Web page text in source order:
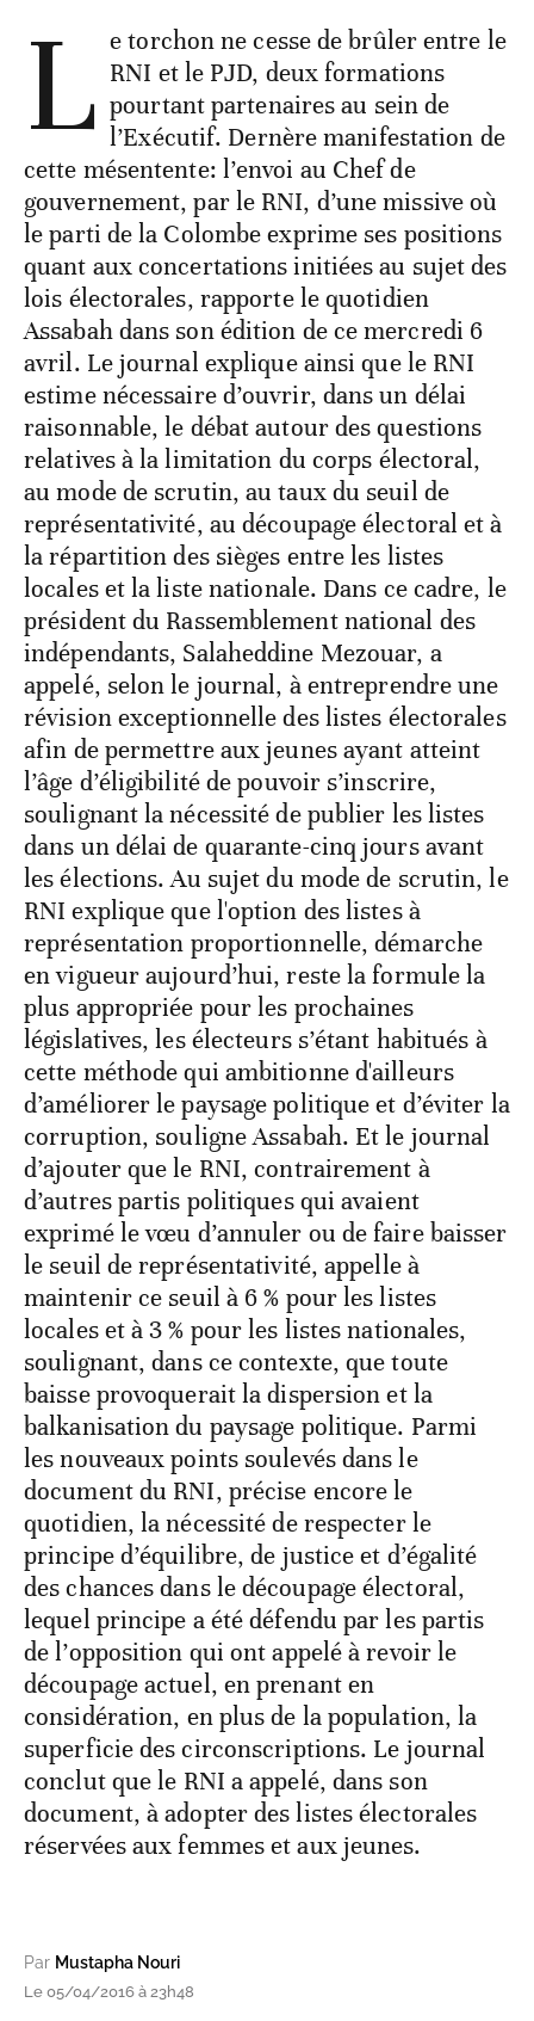
L e torchon ne cesse de brûler entre le
RNI et le PJD, deux formations
pourtant partenaires au sein de
l’Exécutif. Dernère manifestation de
cette mésentente: l’envoi au Chef de
gouvernement, par le RNI, d’une missive où
le parti de la Colombe exprime ses positions
quant aux concertations initiées au sujet des
lois électorales, rapporte le quotidien
Assabah dans son édition de ce mercredi 6
avril. Le journal explique ainsi que le RNI
estime nécessaire d’ouvrir, dans un délai
raisonnable, le débat autour des questions
relatives à la limitation du corps électoral,
au mode de scrutin, au taux du seuil de
représentativité, au découpage électoral et à
la répartition des sièges entre les listes
locales et la liste nationale. Dans ce cadre, le
président du Rassemblement national des
indépendants, Salaheddine Mezouar, a
appelé, selon le journal, à entreprendre une
révision exceptionnelle des listes électorales
afin de permettre aux jeunes ayant atteint
l’âge d’éligibilité de pouvoir s’inscrire,
soulignant la nécessité de publier les listes
dans un délai de quarante-cinq jours avant
les élections. Au sujet du mode de scrutin, le
RNI explique que l'option des listes à
représentation proportionnelle, démarche
en vigueur aujourd’hui, reste la formule la
plus appropriée pour les prochaines
législatives, les électeurs s’étant habitués à
cette méthode qui ambitionne d'ailleurs
d’améliorer le paysage politique et d’éviter la
corruption, souligne Assabah. Et le journal
d’ajouter que le RNI, contrairement à
d’autres partis politiques qui avaient
exprimé le vœu d’annuler ou de faire baisser
le seuil de représentativité, appelle à
maintenir ce seuil à 6 % pour les listes
locales et à 3 % pour les listes nationales,
soulignant, dans ce contexte, que toute
baisse provoquerait la dispersion et la
balkanisation du paysage politique. Parmi
les nouveaux points soulevés dans le
document du RNI, précise encore le
quotidien, la nécessité de respecter le
principe d’équilibre, de justice et d’égalité
des chances dans le découpage électoral,
lequel principe a été défendu par les partis
de l’opposition qui ont appelé à revoir le
découpage actuel, en prenant en
considération, en plus de la population, la
superficie des circonscriptions. Le journal
conclut que le RNI a appelé, dans son
document, à adopter des listes électorales
réservées aux femmes et aux jeunes.
Par Mustapha Nouri
Le 05/04/2016 à 23h48